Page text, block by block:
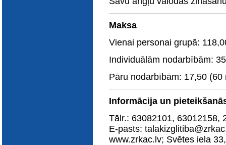
Maksa
Vienai personai grupā:
Individuālām nodarbībām:
Pāru nodarbībām: 17,50 (60
Informācija un
Tālr.: 63082101, 63012158,
E-pasts:
www.zrkac.lv; Svētes iela